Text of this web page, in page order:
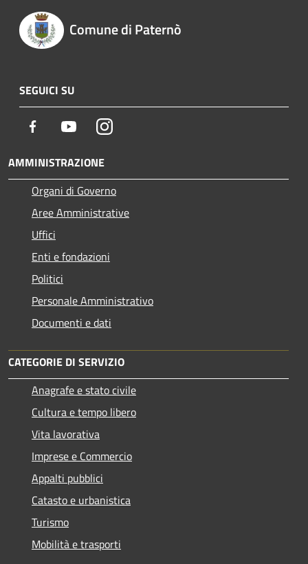
Comune di Paternò
SEGUICI SU
Facebook YoutubeInstagram
AMMINISTRAZIONE
Organi di Governo
Aree Amministrative
Uffici
Enti e fondazioni
Politici
Personale Amministrativo
Documenti e dati
CATEGORIE DI SERVIZIO
Anagrafe e stato civile
Cultura e tempo libero
Vita lavorativa
Imprese e Commercio
Appalti pubblici
Catasto e urbanistica
Turismo
Mobilità e trasporti